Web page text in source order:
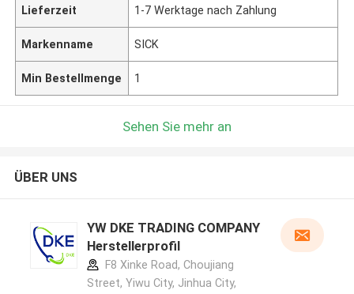
Lieferzeit 1-7 Werktage nach Zahlung
Markenname SICK
Min Bestellmenge 1
Sehen Sie mehr an
ÜBER UNS
YW DKE TRADING COMPANY
Herstellerprofil
F8 Xinke Road, Choujiang
Street, Yiwu City, Jinhua City,